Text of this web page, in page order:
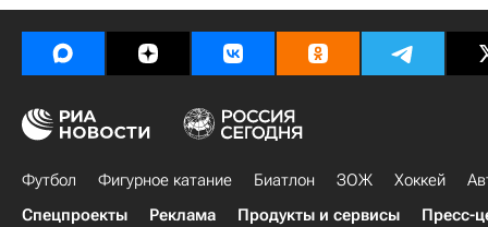
Футбол Фигурное катание Биатлон ЗОЖ Хоккей
Спецпроекты
Реклама Продукты и сервисы Пресс-